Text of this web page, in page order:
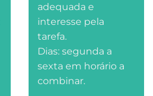
adequada e
interesse pela
tarefa.
Dias: segunda a
sexta em horário a
combinar.